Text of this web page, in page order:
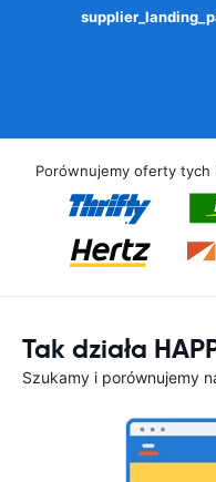
Porównujemy oferty tych
Tak działa
Szukamy i porównujemy